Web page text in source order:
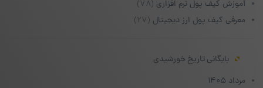
آموزش کیف پول نرم افزاری (۷۸)
معرفی کیف پول ارز دیجیتال (۲۷)
بایگانی تاریخ خورشیدی
مرداد ۱۴۰۵